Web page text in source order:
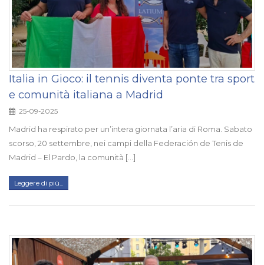
Italia in Gioco: il tennis diventa ponte tra sport
e comunità italiana a Madrid
25-09-2025
Madrid ha respirato per un’intera giornata l’aria di Roma. Sabato
scorso, 20 settembre, nei campi della Federación de Tenis de
Madrid – El Pardo, la comunità [...]
Leggere di più...